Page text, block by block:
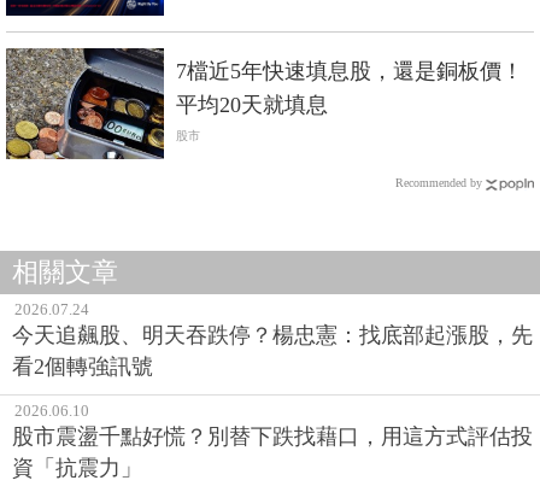
7檔近5年快速填息股，還是銅板價！
平均20天就填息
股市
Recommended by
相關文章
2026.07.24
今天追飆股、明天吞跌停？楊忠憲：找底部起漲股，先
看2個轉強訊號
2026.06.10
股市震盪千點好慌？別替下跌找藉口，用這方式評估投
資「抗震力」